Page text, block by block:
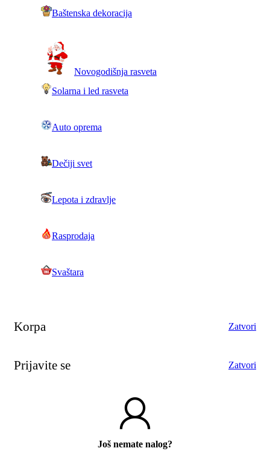
Baštenska dekoracija
Novogodišnja rasveta
Solarna i led rasveta
Auto oprema
Dečiji svet
Lepota i zdravlje
Rasprodaja
Svaštara
Korpa Zatvori
Prijavite se Zatvori
Još nemate nalog?